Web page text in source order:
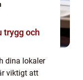
dina lokaler
viktigt att